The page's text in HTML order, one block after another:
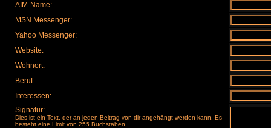
AIM-Name:
MSN Messenger:
Yahoo Messenger:
Website:
Wohnort:
Beruf:
Interessen:
Signatur:
Dies ist ein Text, der an jeden Beitrag von dir angehängt werden kann. Es
besteht eine Limit von 255 Buchstaben.